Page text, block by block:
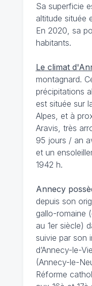
Sa superficie
altitude située
En 2020, sa
habitants.
Le climat
montagnard.
précipitations
est située sur
Alpes, et à
Aravis, très
95 jours / an
et un
1942 h.
Annecy
depuis son
gallo-romaine
au 1er siècle)
suivie par son
d’Annecy-le-
(Annecy-le-
Réforme